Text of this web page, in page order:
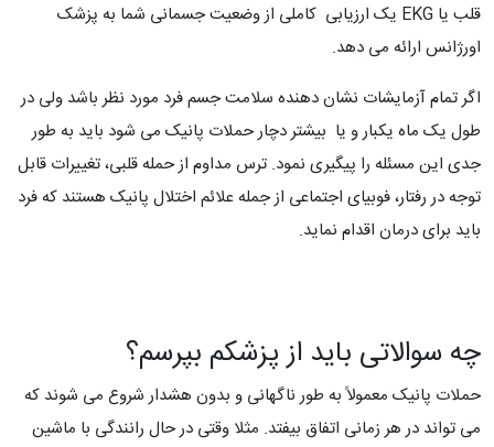
قلب یا EKG یک ارزیابی کاملی از وضعیت جسمانی شما به پزشک
اورژانس ارائه می دهد.
اگر تمام آزمایشات نشان دهنده سلامت جسم فرد مورد نظر باشد ولی در
طول یک ماه یکبار و یا بیشتر دچار حملات پانیک می شود باید به طور
جدی این مسئله را پیگیری نمود. ترس مداوم از حمله قلبی، تغییرات قابل
توجه در رفتار، فوبیای اجتماعی از جمله علائم اختلال پانیک هستند که فرد
باید برای درمان اقدام نماید.
چه سوالاتی باید از پزشکم بپرسم؟
حملات پانیک معمولاً به طور ناگهانی و بدون هشدار شروع می شوند که
می تواند در هر زمانی اتفاق بیفتد. مثلا وقتی در حال رانندگی با ماشین